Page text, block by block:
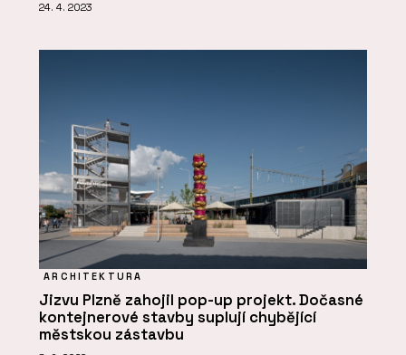
24. 4. 2023
ARCHITEKTURA
Jizvu Plzně zahojil pop-up projekt. Dočasné
kontejnerové stavby suplují chybějící
městskou zástavbu